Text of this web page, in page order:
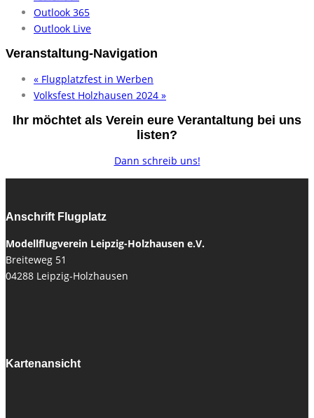
Out­look 365
Out­look Live
Veranstaltung-Navigation
« Flugplatzfest in Werben
Volksfest Holzhausen 2024 »
Ihr möchtet als Verein eure Verantaltung bei uns
listen?
Dann schreib uns!
Anschrift Flugplatz
Modellflugverein Leipzig-Holzhausen e.V.
Breiteweg 51
04288 Leipzig-Holzhausen
Kartenansicht